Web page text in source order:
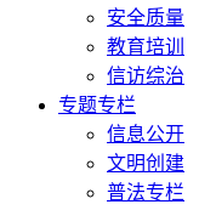
安全质量
教育培训
信访综治
专题专栏
信息公开
文明创建
普法专栏